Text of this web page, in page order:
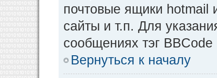
почтовые ящики
сайты и т.п. Для
сообщениях тэг BBCode
Вернуться к началу